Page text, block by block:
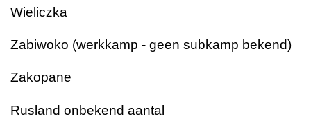
Wieliczka
Zabiwoko (werkkamp - geen subkamp bekend)
Zakopane
Rusland onbekend aantal